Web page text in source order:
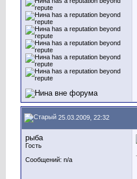
25.03.2009, 22:32
рыба
Гость
Сообщений: n/a